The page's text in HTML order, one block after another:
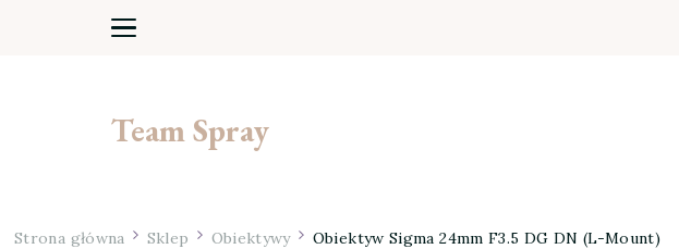
Team Spray
Strona główna Sklep Obiektywy Obiektyw Sigma 24mm F3.5 DG DN (L-Mount)